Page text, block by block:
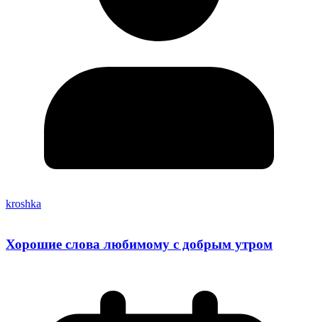
kroshka
Хорошие слова любимому с добрым утром